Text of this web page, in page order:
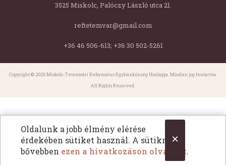
×
Oldalunk a jobb élmény elérése
érdekében sütiket használ. A sütikről
bővebben ezen a hivatkozáson olvashat.
3525 Miskolc, Palóczy László utca 21.
reftetemvar@gmail.com
+36 46 506-613; +36 30 502-5261
Copyright © 2026 Miskolc-Tetemvári Református Egyházközség Honlapja. Minden jog fentartva.
All Rights Reserved.